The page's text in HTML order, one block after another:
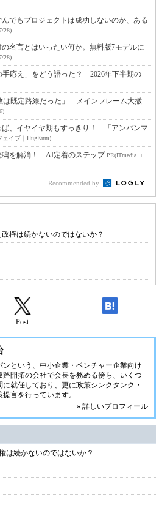
でもプロジェクトは成功しないのか、ある
28)
名言とはいったい何か。無料版7モデルに
28)
手応え」をどう語った？ 2026年下半期の
は既定路線だった」 メインフレーム大撤
ば、イヤイヤ期もすっきり！ 「アンパンマ
ェイブ｜HugKum)
鳴を解消！ AI定着のステップPR(ITmedia エ
Recommended by
権は続かないのではないか？
Post -
ンという、中小企業・ベンチャー企業向け
路開拓の会社で会長を務める傍ら、いくつ
就任しており、更に政策シンクタンク・
言を行っています。
» 詳しいプロフィール
は続かないのではないか？